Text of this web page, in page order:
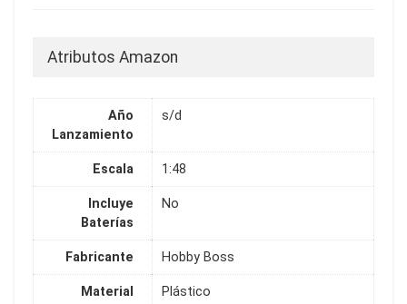
Atributos Amazon
Año
Lanzamiento
s/d
Escala 1:48
Incluye
Baterías
No
Fabricante Hobby Boss
Material Plástico